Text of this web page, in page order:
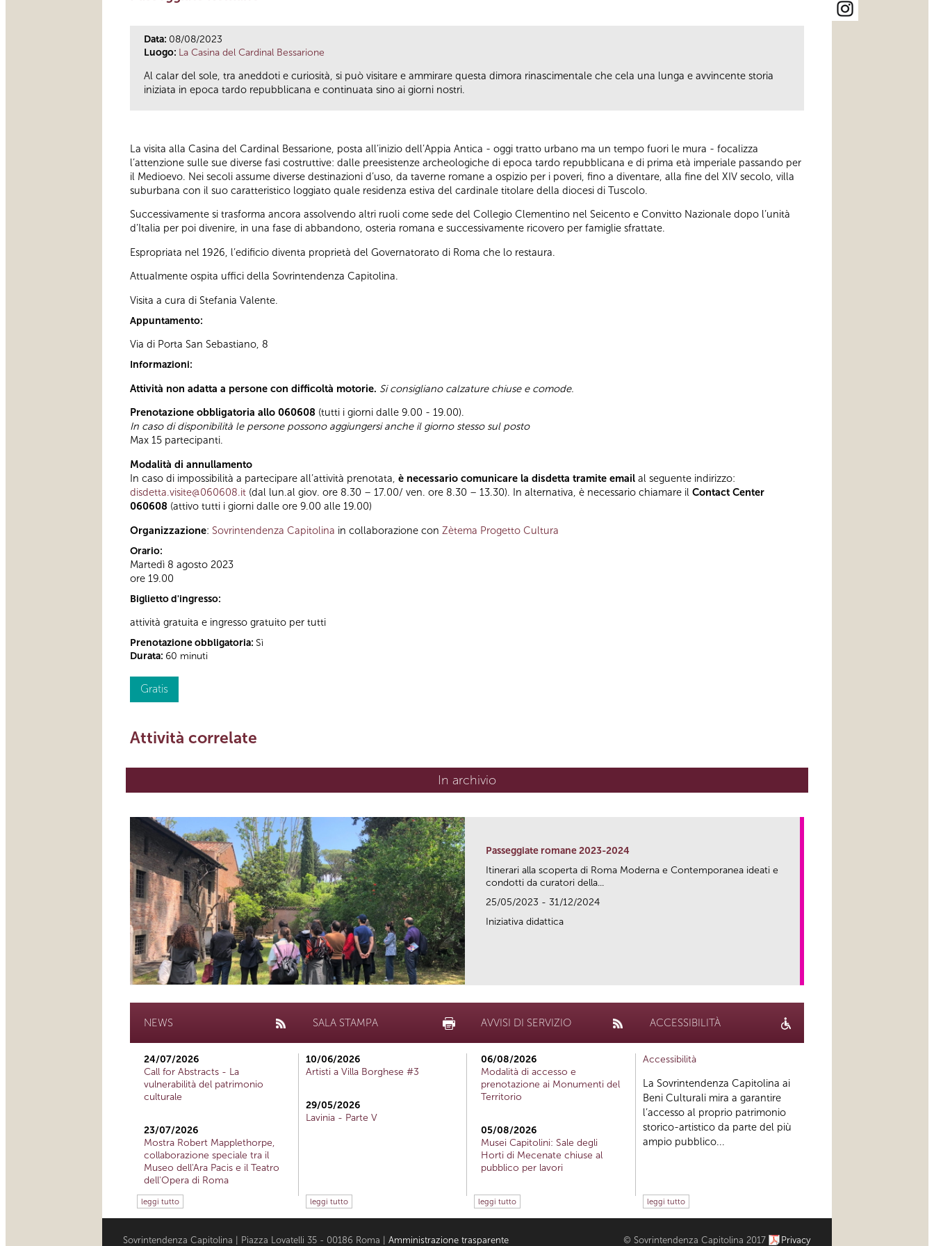
Data: 08/08/2023
Luogo: La Casina del Cardinal Bessarione
Al calar del sole, tra aneddoti e curiosità, si può visitare e ammirare questa dimora rinascimentale che cela una lunga e avvincente storia
iniziata in epoca tardo repubblicana e continuata sino ai giorni nostri.
La visita alla Casina del Cardinal Bessarione, posta all’inizio dell’Appia Antica - oggi tratto urbano ma un tempo fuori le mura - focalizza
l’attenzione sulle sue diverse fasi costruttive: dalle preesistenze archeologiche di epoca tardo repubblicana e di prima età imperiale passando per
il Medioevo. Nei secoli assume diverse destinazioni d’uso, da taverne romane a ospizio per i poveri, fino a diventare, alla fine del XIV secolo, villa
suburbana con il suo caratteristico loggiato quale residenza estiva del cardinale titolare della diocesi di Tuscolo.
Successivamente si trasforma ancora assolvendo altri ruoli come sede del Collegio Clementino nel Seicento e Convitto Nazionale dopo l’unità
d’Italia per poi divenire, in una fase di abbandono, osteria romana e successivamente ricovero per famiglie sfrattate.
Espropriata nel 1926, l’edificio diventa proprietà del Governatorato di Roma che lo restaura.
Attualmente ospita uffici della Sovrintendenza Capitolina.
Visita a cura di Stefania Valente.
Appuntamento:
Via di Porta San Sebastiano, 8
Informazioni:
Attività non adatta a persone con difficoltà motorie. Si consigliano calzature chiuse e comode.
Prenotazione obbligatoria allo 060608 (tutti i giorni dalle 9.00 - 19.00).
In caso di disponibilità le persone possono aggiungersi anche il giorno stesso sul posto
Max 15 partecipanti.
Modalità di annullamento
In caso di impossibilità a partecipare all’attività prenotata, è necessario comunicare la disdetta tramite email al seguente indirizzo:
disdetta.visite@060608.it (dal lun.al giov. ore 8.30 – 17.00/ ven. ore 8.30 – 13.30). In alternativa, è necessario chiamare il Contact Center
060608 (attivo tutti i giorni dalle ore 9.00 alle 19.00)
Organizzazione: Sovrintendenza Capitolina in collaborazione con Zètema Progetto Cultura
Orario:
Martedì 8 agosto 2023
ore 19.00
Biglietto d'ingresso:
attività gratuita e ingresso gratuito per tutti
Prenotazione obbligatoria: Sì
Durata: 60 minuti
Gratis
Attività correlate
In archivio
Passeggiate romane 2023-2024
Itinerari alla scoperta di Roma Moderna e Contemporanea ideati e
condotti da curatori della...
25/05/2023 - 31/12/2024
Iniziativa didattica
NEWS
24/07/2026
Call for Abstracts - La
vulnerabilità del patrimonio
culturale
23/07/2026
Mostra Robert Mapplethorpe,
collaborazione speciale tra il
Museo dell'Ara Pacis e il Teatro
dell'Opera di Roma
leggi tutto
SALA STAMPA
10/06/2026
Artisti a Villa Borghese #3
29/05/2026
Lavinia - Parte V
leggi tutto
AVVISI DI SERVIZIO
06/08/2026
Modalità di accesso e
prenotazione ai Monumenti del
Territorio
05/08/2026
Musei Capitolini: Sale degli
Horti di Mecenate chiuse al
pubblico per lavori
leggi tutto
ACCESSIBILITÀ
Accessibilità
La Sovrintendenza Capitolina ai
Beni Culturali mira a garantire
l’accesso al proprio patrimonio
storico-artistico da parte del più
ampio pubblico...
leggi tutto
Sovrintendenza Capitolina | Piazza Lovatelli 35 - 00186 Roma | Amministrazione trasparente © Sovrintendenza Capitolina 2017 Privacy